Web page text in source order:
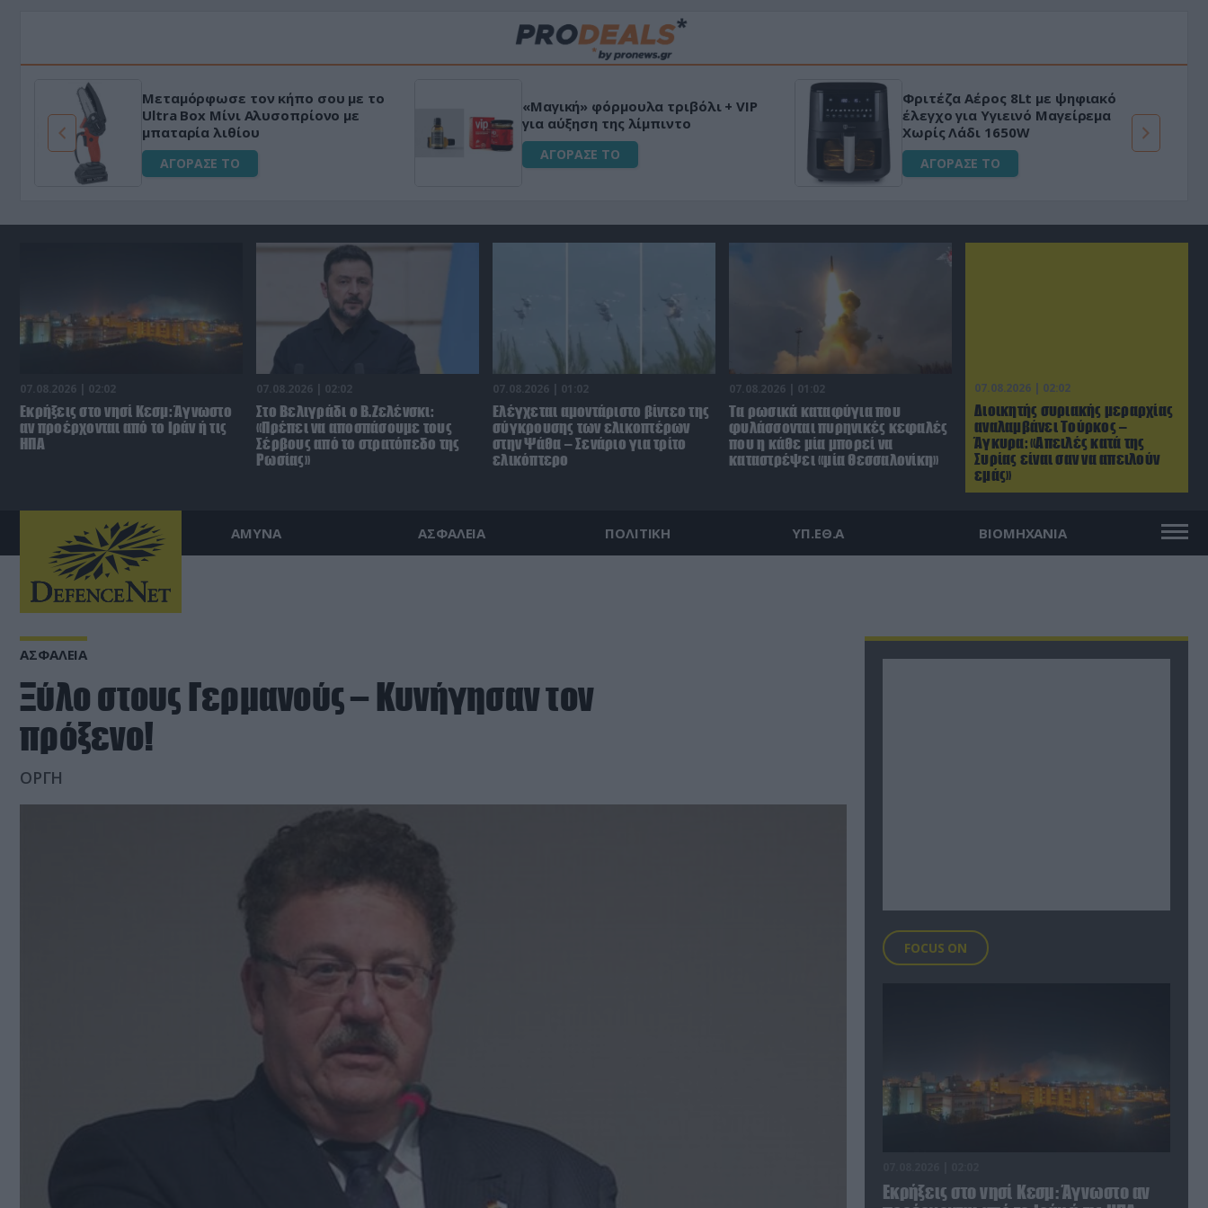
Μεταμόρφωσε τον κήπο σου με το
Ultra Box Μίνι Αλυσοπρίονο με
μπαταρία λιθίου
ΑΓΟΡΑΣΕ ΤΟ
«Μαγική» φόρμουλα τριβόλι + VIP
για αύξηση της λίμπιντο
ΑΓΟΡΑΣΕ ΤΟ
Φριτέζα Αέρος 8Lt με ψηφιακό
έλεγχο για Υγιεινό Μαγείρεμα
Χωρίς Λάδι 1650W
ΑΓΟΡΑΣΕ ΤΟ
07.08.2026 | 02:02
Διοικητής συριακής μεραρχίας
αναλαμβάνει Τούρκος –
Άγκυρα: «Απειλές κατά της
Συρίας είναι σαν να απειλούν
εμάς»
07.08.2026 | 02:02
Εκρήξεις στο νησί Κεσμ: Άγνωστο
αν προέρχονται από το Ιράν ή τις
ΗΠΑ
07.08.2026 | 02:02
Στο Βελιγράδι ο Β.Ζελένσκι:
«Πρέπει να αποσπάσουμε τους
Σέρβους από το στρατόπεδο της
Ρωσίας»
07.08.2026 | 01:02
Ελέγχεται αμοντάριστο βίντεο της
σύγκρουσης των ελικοπτέρων
στην Ψάθα – Σενάριο για τρίτο
ελικόπτερο
07.08.2026 | 01:02
Τα ρωσικά καταφύγια που
φυλάσσονται πυρηνικές κεφαλές
που η κάθε μία μπορεί να
καταστρέψει «μία Θεσσαλονίκη»
ΑΜΥΝΑ ΑΣΦΑΛΕΙΑ ΠΟΛΙΤΙΚΗ ΥΠ.ΕΘ.Α ΒΙΟΜΗΧΑΝΙΑ
ΑΣΦΑΛΕΙΑ
Ξύλο στους Γερμανούς – Κυνήγησαν τον
πρόξενο!
ΟΡΓΗ
FOCUS ON
Εκρήξεις στο νησί Κεσμ: Άγνωστο αν